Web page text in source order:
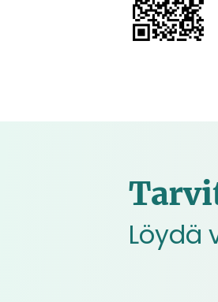
Löydä